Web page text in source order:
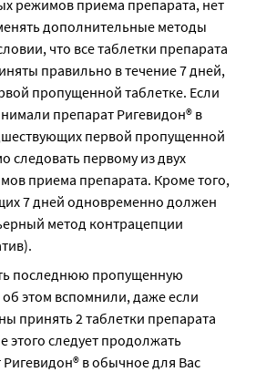
режимов приема препарата, нет
дополнительные методы
что все таблетки препарата
правильно в течение 7 дней,
пропущенной таблетке. Если
препарат Ригевидон® в
первой пропущенной
следовать первому из двух
приема препарата. Кроме того,
7 дней одновременно должен
метод контрацепции
последнюю пропущенную
об этом вспомнили, даже если
принять 2 таблетки препарата
этого следует продолжать
в обычное для Вас